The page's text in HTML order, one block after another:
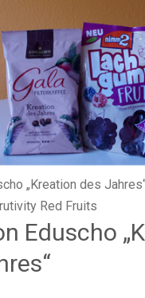
„Kreation des
Red Fruits
Eduscho